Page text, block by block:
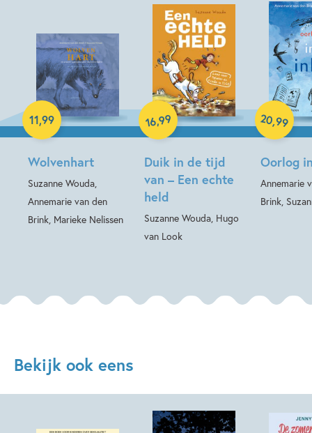
Wolvenhart
Suzanne Wouda,
Annemarie van den
Brink, Marieke Nelissen
11,99
Luisterboek
Duik in de tijd
van – Een echte
held
Suzanne Wouda, Hugo
van Look
16,99
Hardcover
Oorlog
Annemarie
Brink,
20,99
Hardcover
Bekijk ook eens